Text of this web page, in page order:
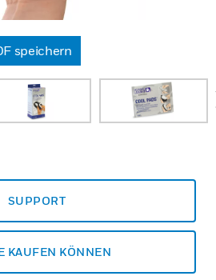
speichern
SUPPORT
KAUFEN KÖNNEN